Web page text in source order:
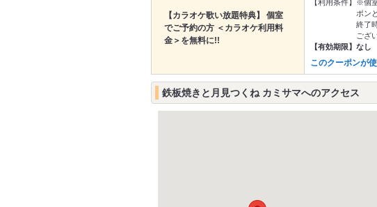
【カラオケ歌い放題特典】 個室
でご予約の方 ＜カラオケ利用料
金＞を無料に!!
【利用条件】
※個
ポン
終了
ござ
【有効期限】 なし
このクーポンが
鉄板焼きと月見つくね カミサマへのアクセス